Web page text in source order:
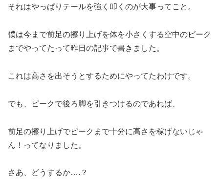
それはやっぱりテールを強く叩くのが大事ってこと。
僕は今まで前足の擦り上げを体を小さくする空中のピーク
までやってたって昨日の記事で書きました。
これは高さを出そうとするためにやってたわけです。
でも、ピークで後ろ脚を引きつけるのであれば、
前足の擦り上げでピークまで十分に高さを稼げないじゃ
ん！ってなりました。
さあ、どうするか….？